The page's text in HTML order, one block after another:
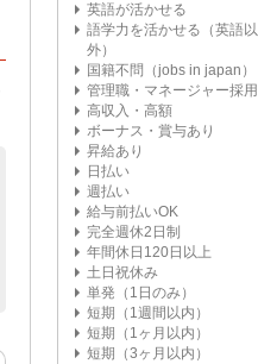
英語が活かせる
語学力を活かせる（英語以
外）
国籍不問（jobs in japan）
管理職・マネージャー採用
高収入・高額
ボーナス・賞与あり
昇給あり
日払い
週払い
給与前払いOK
完全週休2日制
年間休日120日以上
土日祝休み
単発（1日のみ）
短期（1週間以内）
短期（1ヶ月以内）
短期（3ヶ月以内）